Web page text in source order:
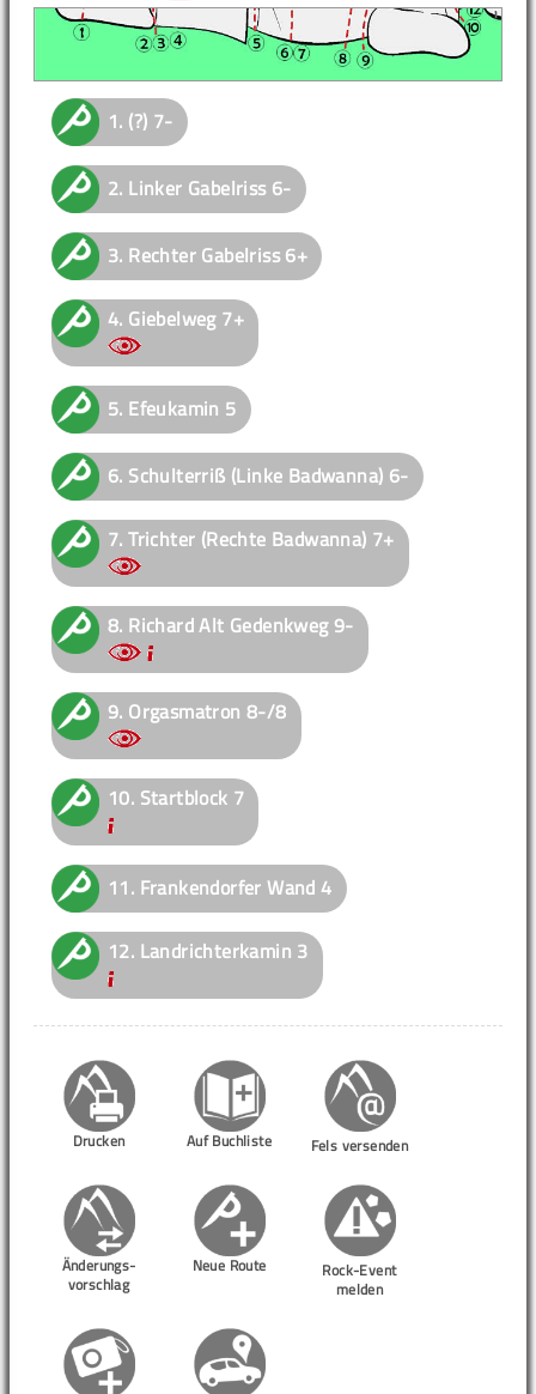
1. (?) 7-
2. Linker Gabelriss6-
3. Rechter Gabelriss6+
4. Giebelweg7+
5. Efeukamin 5
6. Schulterriß (Linke Badwanna) 6-
7.Trichter (Rechte Badwanna) 7+
8. Richard Alt Gedenkweg9-
9. Orgasmatron 8-/8
10. Startblock 7
11. Frankendorfer Wand 4
12. Landrichterkamin 3
Drucken Auf Buchliste Fels versenden
Änderungs-
vorschlag
Neue Route
Rock-Event
melden